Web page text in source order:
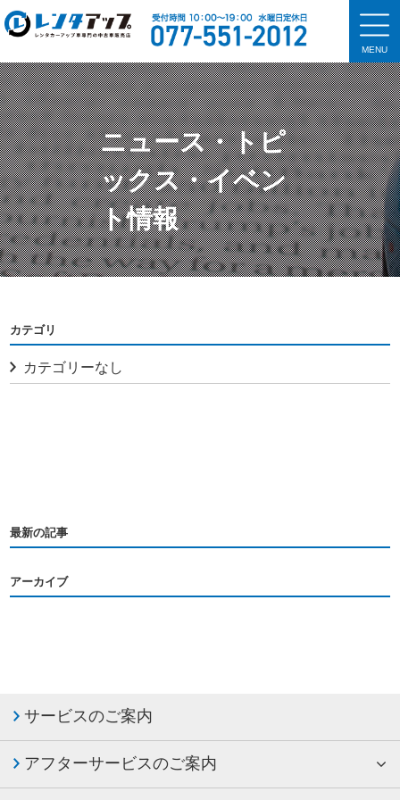
MENU
ニュース・トピ
ックス・イベン
ト情報
カテゴリ
カテゴリーなし
最新の記事
アーカイブ
サービスのご案内
アフターサービスのご案内